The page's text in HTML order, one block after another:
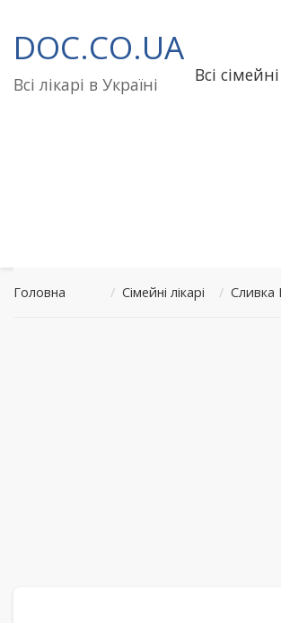
до
вмісту
DOC.CO.UA
Всі лікарі в Україні Всі
Головна / Сімейні лікарі / Сливка